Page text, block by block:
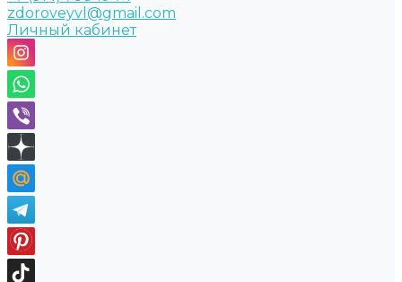
zdoroveyvl@gmail.com
Личный кабинет